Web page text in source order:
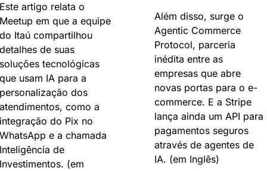
Este artigo relata o
Meetup em que a equipe
do Itaú compartilhou
detalhes de suas
soluções tecnológicas
que usam IA para a
personalização dos
atendimentos, como a
integração do Pix no
WhatsApp e a chamada
Inteligência de
Investimentos. (em
Além disso, surge o
Agentic Commerce
Protocol, parceria
inédita entre as
empresas que abre
novas portas para o e-
commerce. E a Stripe
lança ainda um API para
pagamentos seguros
através de agentes de
IA. (em Inglês)